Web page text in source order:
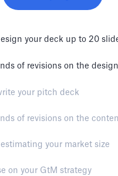
your deck up to 20
of revisions on the design
your pitch deck
of revisions on the
your market size
on your GtM strategy